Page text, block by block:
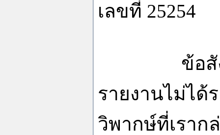
เลขที่ 25254
ข้อสังเกต
รายงานไม่ได้
วิพากษ์ที่เราก